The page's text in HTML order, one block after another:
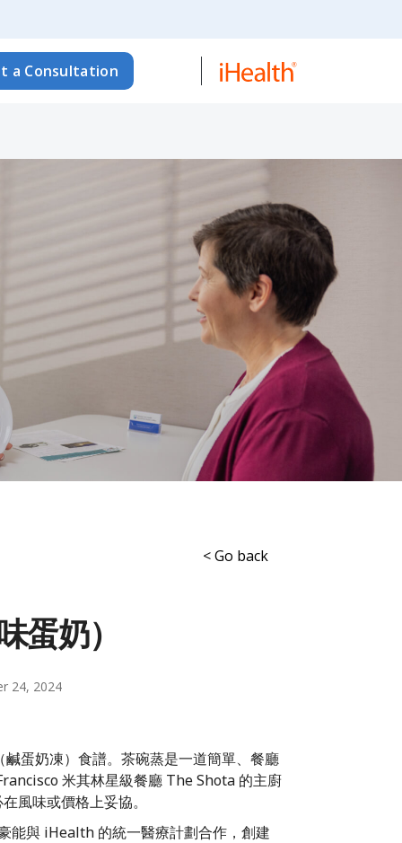
a Consultation
< Go back
蛋奶）
24, 2024
蛋奶凍）食譜。茶碗蒸是一道簡單、餐廳
米其林星級餐廳 The Shota 的主廚
風味或價格上妥協。
能與 iHealth 的統一醫療計劃合作，創建